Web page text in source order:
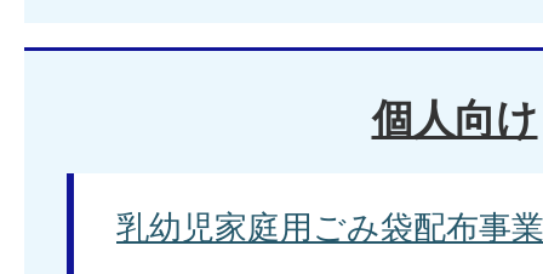
個人向け
乳幼児家庭用ごみ袋配布事